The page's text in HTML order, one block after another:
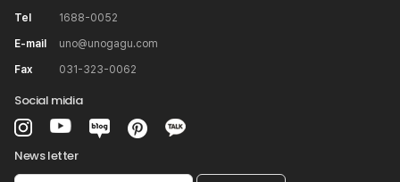
Tel 1688-0052
E-mail uno@unogagu.com
Fax 031-323-0062
Social midia
News letter